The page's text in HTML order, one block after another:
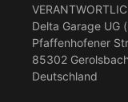
Delta Garage UG
Pfaffenhofener
85302
Deutschland